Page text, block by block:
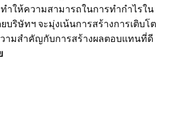
ำให้ความสามารถในการทำกำไรใน
ริษัทฯ จะมุ่งเน้นการสร้างการเติบโต
วามสำคัญกับการสร้างผลตอบแทนที่ดี